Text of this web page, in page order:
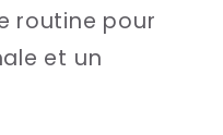
routine pour
et un